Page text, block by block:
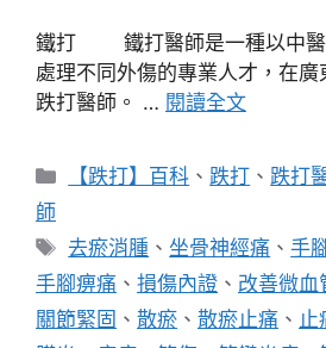
鐵打 鐵打醫師是一種以中醫
處理不同外傷的專業人才，在
跌打醫師。 … 閱讀全文
分
【跌打】百科 、 跌打 、 跌打
師
標
籤
去瘀消腫 、坐骨神經痛 、手
手腳痹痛 、 損傷內證 、 改善微血
關節緊固 、 散瘀 、 散瘀止痛 、 止